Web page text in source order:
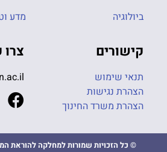
ביולוגיה
מדע
קישורים
תנאי שימוש
הצהרת נגישות
הצהרת משרד החינוך
צרו
© כל הזכויות שמורות למחלקה להוראת